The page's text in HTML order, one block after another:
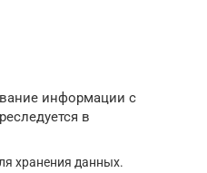
информации с
в
хранения данных.